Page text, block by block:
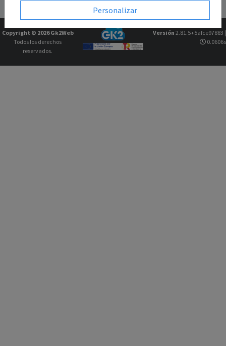
Copyright © 2026Gk2Web
Todos los derechos
reservados.
Versión 2.81.5+5afce97883 |
0.0606s
Personalizar